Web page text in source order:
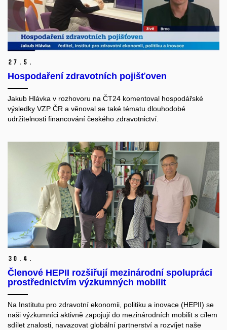
27. 5.
Hospodaření zdravotních pojišťoven
Jakub Hlávka v rozhovoru na ČT24 komentoval hospodářské
výsledky VZP ČR a věnoval se také tématu dlouhodobé
udržitelnosti financování českého zdravotnictví.
30. 4.
Členové HEPII rozšiřují mezinárodní spolupráci
prostřednictvím výzkumných mobilit
Na Institutu pro zdravotní ekonomii, politiku a inovace (HEPII) se
naši výzkumníci aktivně zapojují do mezinárodních mobilit s cílem
sdílet znalosti, navazovat globální partnerství a rozvíjet naše